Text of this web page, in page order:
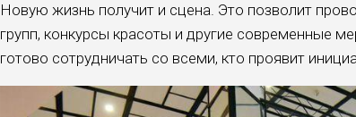
Новую жизнь получит и сцена. Это позволит
групп, конкурсы красоты и другие современные
готово сотрудничать со всеми, кто проявит